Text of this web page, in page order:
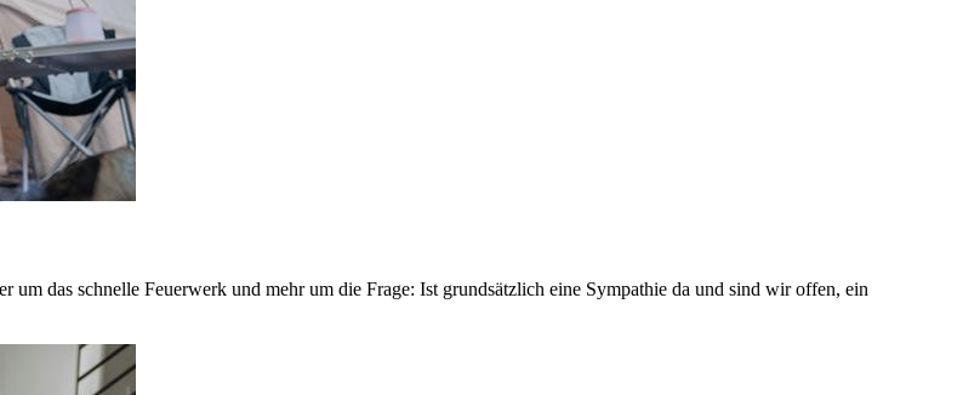
das schnelle Feuerwerk und mehr um die Frage: Ist grundsätzlich eine Sympathie da und sind wir offen, ein